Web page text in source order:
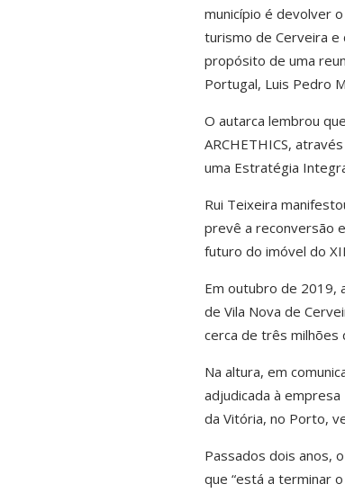
município é devolver
turismo de Cerveira e
propósito de uma
Portugal, Luis Pedro
O autarca lembrou
ARCHETHICS,
uma Estratégia
Rui Teixeira
prevê a reconversão
futuro do imóvel do
Em outubro de 2019,
de Vila Nova de
cerca de três milhões
Na altura, em
adjudicada à
da Vitória, no Porto,
Passados dois anos,
que “está a terminar